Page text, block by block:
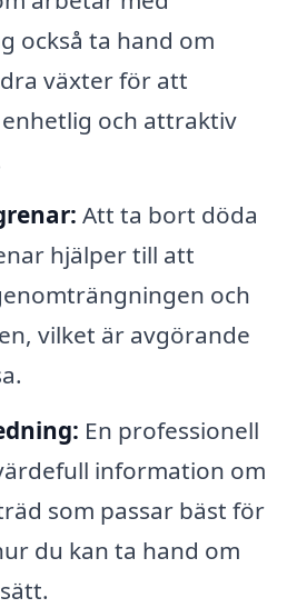
också ta hand om
växter för att
och attraktiv
Att ta bort döda
hjälper till att
och
vilket är avgörande
En professionell
information om
som passar bäst för
du kan ta hand om